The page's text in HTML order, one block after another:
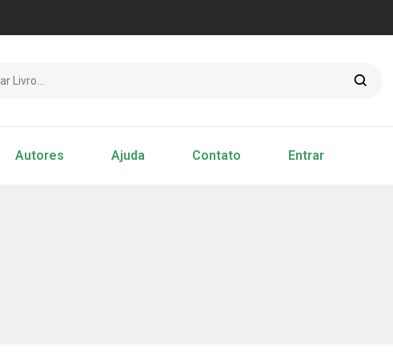
Autores Ajuda Contato Entrar